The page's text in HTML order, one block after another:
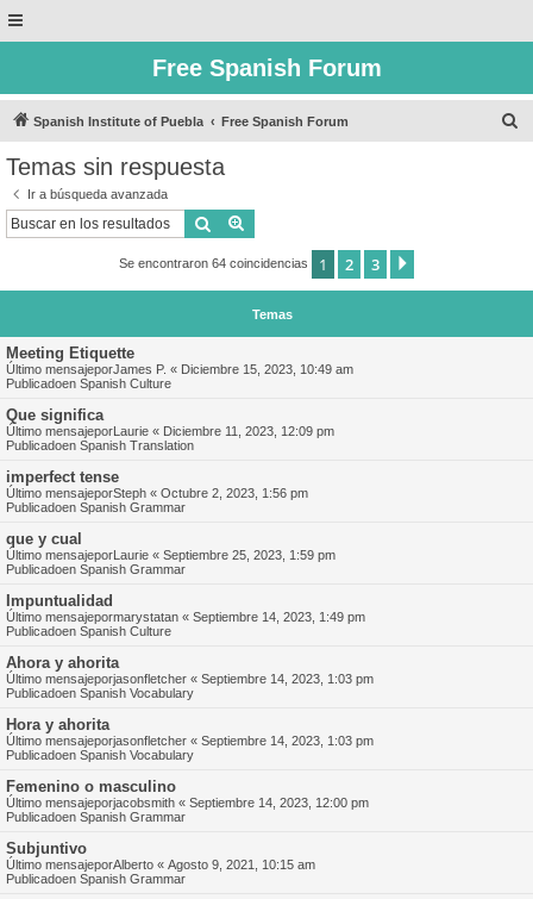
Free Spanish Forum
Spanish Institute of Puebla Free Spanish Forum
Temas sin respuesta
Ir a búsqueda avanzada
Buscar
Se encontraron 64 coincidencias 1 2 3
Temas
Meeting Etiquette
Último mensajeporJames P. « Diciembre 15, 2023, 10:49 am
Publicadoen Spanish Culture
Que significa
Último mensajeporLaurie « Diciembre 11, 2023, 12:09 pm
Publicadoen Spanish Translation
imperfect tense
Último mensajeporSteph « Octubre 2, 2023, 1:56 pm
Publicadoen Spanish Grammar
que y cual
Último mensajeporLaurie « Septiembre 25, 2023, 1:59 pm
Publicadoen Spanish Grammar
Impuntualidad
Último mensajepormarystatan « Septiembre 14, 2023, 1:49 pm
Publicadoen Spanish Culture
Ahora y ahorita
Último mensajeporjasonfletcher « Septiembre 14, 2023, 1:03 pm
Publicadoen Spanish Vocabulary
Hora y ahorita
Último mensajeporjasonfletcher « Septiembre 14, 2023, 1:03 pm
Publicadoen Spanish Vocabulary
Femenino o masculino
Último mensajeporjacobsmith « Septiembre 14, 2023, 12:00 pm
Publicadoen Spanish Grammar
Subjuntivo
Último mensajeporAlberto « Agosto 9, 2021, 10:15 am
Publicadoen Spanish Grammar